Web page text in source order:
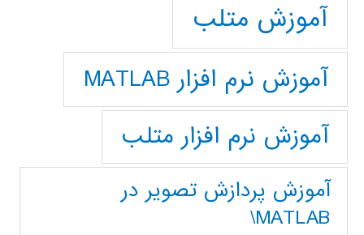
آموزش متلب
آموزش نرم افزار MATLAB
آموزش نرم افزار متلب
آموزش پردازش تصوير در
MATLAB\